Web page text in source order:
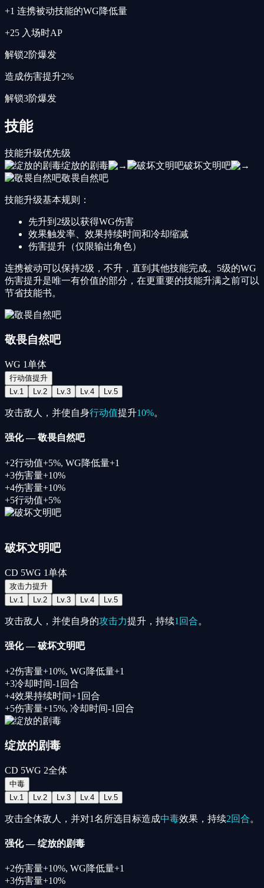
+1 连携被动技能的WG降低量
+25 入场时AP
解锁2阶爆发
造成伤害提升2%
解锁3阶爆发
技能
技能升级优先级
绽放的剧毒
破坏文明吧
敬畏自然吧
技能升级基本规则：
先升到2级以获得WG伤害
效果触发率、效果持续时间和冷却缩减
伤害提升（仅限输出角色）
连携被动可以保持2级，不升，直到其他技能完成。5级的WG
伤害提升是唯一有价值的部分，在更重要的技能升满之前可以
节省技能书。
敬畏自然吧
WG 1单体
行动值提升
Lv.1 Lv.2 Lv.3 Lv.4 Lv.5
攻击敌人，并使自身行动值提升10%。
强化—敬畏自然吧
+2行动值+5%, WG降低量+1
+3伤害量+10%
+4伤害量+10%
+5行动值+5%
破坏文明吧
CD 5WG 1单体
攻击力提升
Lv. 1 Lv. 2 Lv. 3 Lv. 4 Lv. 5
攻击敌人，并使自身的攻击力提升，持续1回合。
强化—破坏文明吧
+2伤害量+10%, WG降低量+1
+3冷却时间-1回合
+4效果持续时间+1回合
+5伤害量+15%, 冷却时间-1回合
绽放的剧毒
CD 5WG 2全体
中毒
Lv. 1 Lv. 2 Lv. 3 Lv. 4 Lv. 5
攻击全体敌人，并对1名所选目标造成中毒效果，持续2回合。
强化—绽放的剧毒
+2伤害量+10%, WG降低量+1
+3伤害量+10%